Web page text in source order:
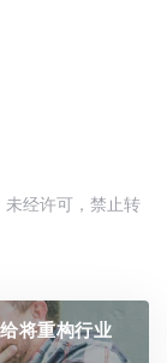
未经许可，禁止转
将重构行业